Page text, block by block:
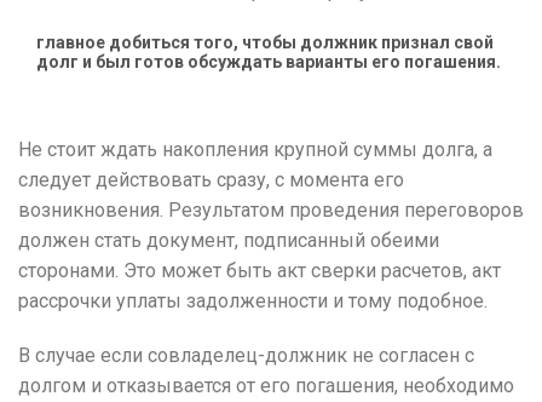
главное добиться того, чтобы должник признал свой
долг и был готов обсуждать варианты его погашения.
Не стоит ждать накопления крупной суммы долга, а
следует действовать сразу, с момента его
возникновения. Результатом проведения переговоров
должен стать документ, подписанный обеими
сторонами. Это может быть акт сверки расчетов, акт
рассрочки уплаты задолженности и тому подобное.
В случае если совладелец-должник не согласен с
долгом и отказывается от его погашения, необходимо